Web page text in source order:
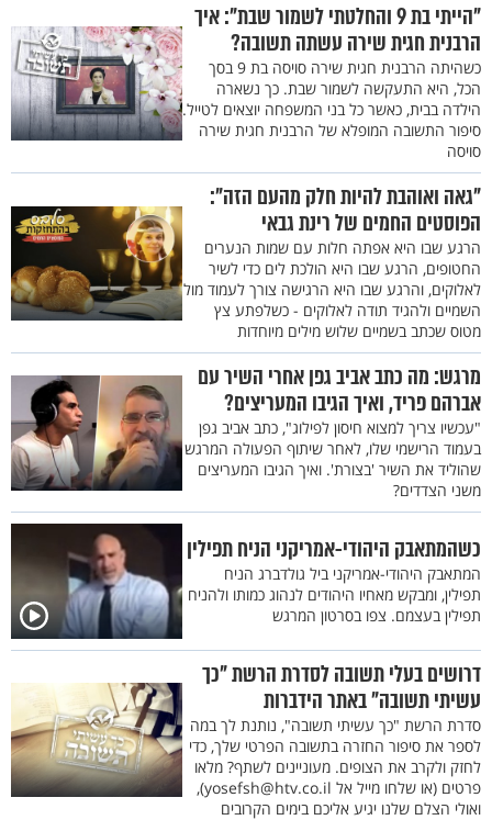
"הייתי בת 9 והחלטתי לשמור שבת": איך
הרבנית חגית שירה עשתה תשובה?
כשהיתה הרבנית חגית שירה סויסה בת 9 בסך
הכל, היא התעקשה לשמור שבת. כך נשארה
הילדה בבית, כאשר כל בני המשפחה יוצאים לטייל.
סיפור התשובה המופלא של הרבנית חגית שירה
סויסה
"גאה ואוהבת להיות חלק מהעם הזה":
הפוסטים החמים של רינת גבאי
הרגע שבו היא אפתה חלות עם שמות הנערים
החטופים, הרגע שבו היא הולכת לים כדי לשיר
לאלוקים, והרגע שבו היא הרגישה צורך לעמוד מול
השמיים ולהגיד תודה לאלוקים - כשלפתע צץ
מטוס שכתב בשמיים שלוש מילים מיוחדות
מרגש: מה כתב אביב גפן אחרי השיר עם
אברהם פריד, ואיך הגיבו המעריצים?
"עכשיו צריך למצוא חיסון לפילוג", כתב אביב גפן
בעמוד הרישמי שלו, לאחר שיתוף הפעולה המרגש
שהוליד את השיר 'בצורת'. ואיך הגיבו המעריצים
משני הצדדים?
כשהמתאבק היהודי-אמריקני הניח תפילין
המתאבק היהודי-אמריקני ביל גולדברג הניח
תפילין, ומבקש מאחיו היהודים לנהוג כמותו ולהניח
תפילין בעצמם. צפו בסרטון המרגש
דרושים בעלי תשובה לסדרת הרשת "כך
עשיתי תשובה" באתר הידברות
סדרת הרשת "כך עשיתי תשובה", נותנת לך במה
לספר את סיפור החזרה בתשובה הפרטי שלך, כדי
לחזק ולקרב את הצופים. מעוניינים לשתף? מלאו
פרטים (או שלחו מייל אל yosefsh@htv.co.il),
ואולי הצלם שלנו יגיע אליכם בימים הקרובים